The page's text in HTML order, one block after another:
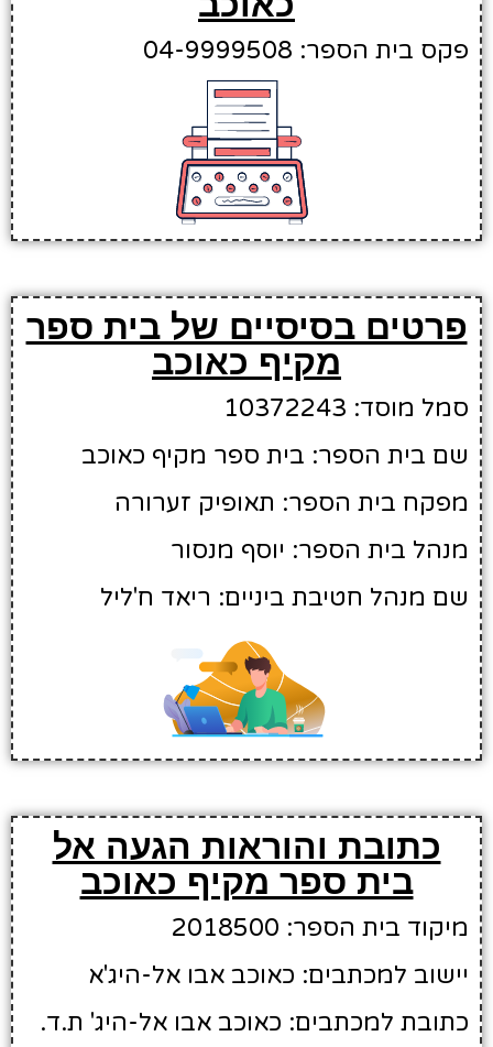
פקס בית הספר: 04-9999508
פרטים בסיסיים של בית ספר
מקיף כאוכב
סמל מוסד: 10372243
שם בית הספר: בית ספר מקיף כאוכב
מפקח בית הספר: תאופיק זערורה
מנהל בית הספר: יוסף מנסור
שם מנהל חטיבת ביניים: ריאד ח'ליל
כתובת והוראות הגעה אל
בית ספר מקיף כאוכב
מיקוד בית הספר: 2018500
יישוב למכתבים: כאוכב אבו אל-היג'א
כתובת למכתבים: כאוכב אבו אל-היג' ת.ד.